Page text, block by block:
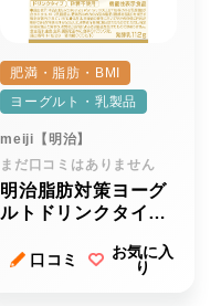
肥満・脂肪・BMI
ヨーグルト・乳製品
meiji【明治】
まだ口コミはありません
明治脂肪対策ヨーグ
ルトドリンクタイプ
口コミ
お気に入
り